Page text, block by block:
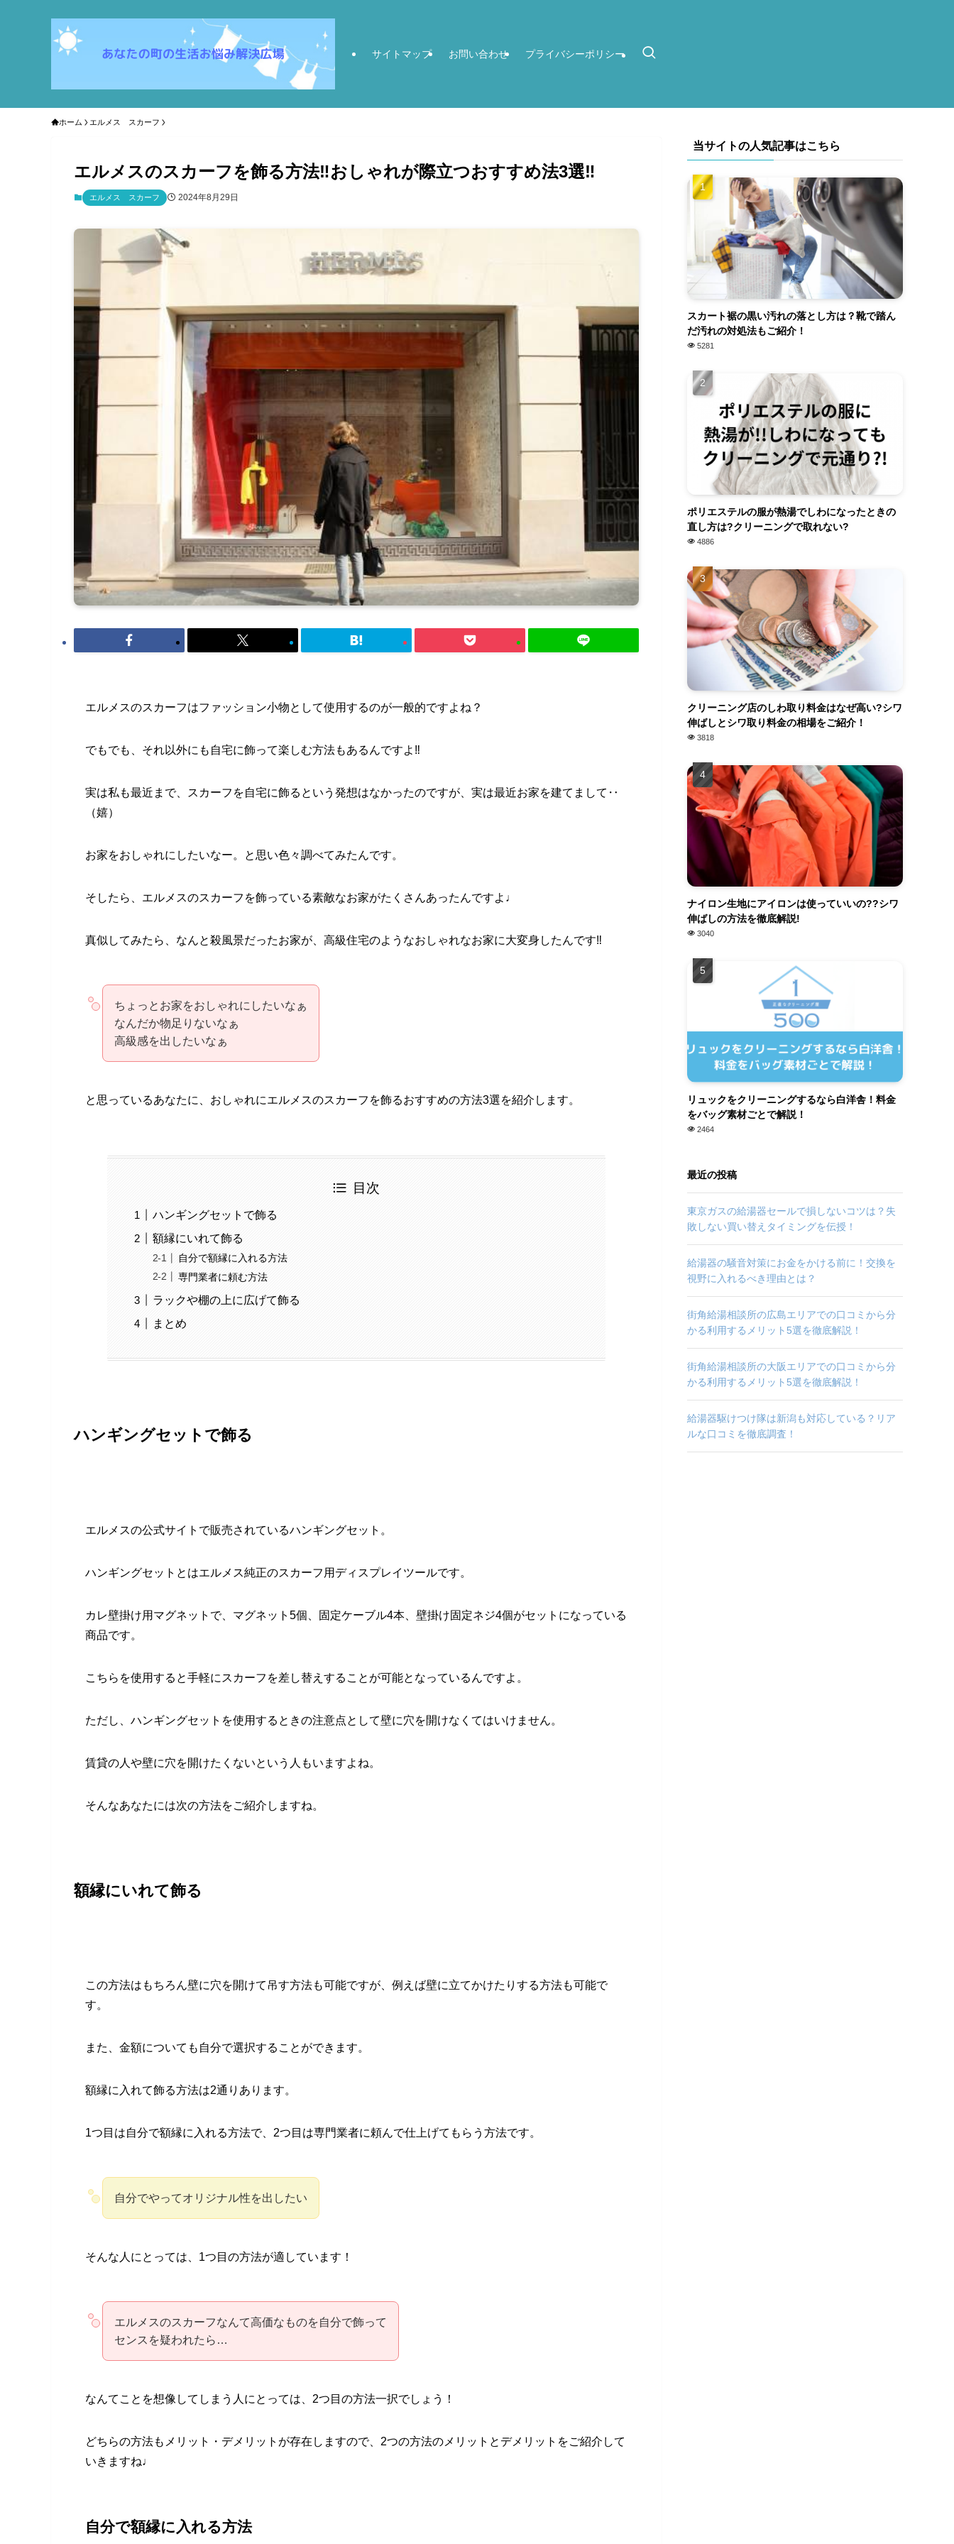
サイトマップ お問い合わせ プライバシーポリシー
ホーム エルメス スカーフ
エルメスのスカーフを飾る方法‼︎おしゃれが際立つおすすめ法3選‼︎
エルメス スカーフ 2024年8月29日
エルメスのスカーフはファッション小物として使用するのが一般的ですよね？
でもでも、それ以外にも自宅に飾って楽しむ方法もあるんですよ‼︎
実は私も最近まで、スカーフを自宅に飾るという発想はなかったのですが、実は最近お家を建てまして‥
（嬉）
お家をおしゃれにしたいなー。と思い色々調べてみたんです。
そしたら、エルメスのスカーフを飾っている素敵なお家がたくさんあったんですよ♩
真似してみたら、なんと殺風景だったお家が、高級住宅のようなおしゃれなお家に大変身したんです‼︎
ちょっとお家をおしゃれにしたいなぁ
なんだか物足りないなぁ
高級感を出したいなぁ
と思っているあなたに、おしゃれにエルメスのスカーフを飾るおすすめの方法3選を紹介します。
目次
ハンギングセットで飾る
額縁にいれて飾る
自分で額縁に入れる方法
専門業者に頼む方法
ラックや棚の上に広げて飾る
まとめ
ハンギングセットで飾る
エルメスの公式サイトで販売されているハンギングセット。
ハンギングセットとはエルメス純正のスカーフ用ディスプレイツールです。
カレ壁掛け用マグネットで、マグネット5個、固定ケーブル4本、壁掛け固定ネジ4個がセットになっている
商品です。
こちらを使用すると手軽にスカーフを差し替えすることが可能となっているんですよ。
ただし、ハンギングセットを使用するときの注意点として壁に穴を開けなくてはいけません。
賃貸の人や壁に穴を開けたくないという人もいますよね。
そんなあなたには次の方法をご紹介しますね。
額縁にいれて飾る
この方法はもちろん壁に穴を開けて吊す方法も可能ですが、例えば壁に立てかけたりする方法も可能で
す。
また、金額についても自分で選択することができます。
額縁に入れて飾る方法は2通りあります。
1つ目は自分で額縁に入れる方法で、2つ目は専門業者に頼んで仕上げてもらう方法です。
自分でやってオリジナル性を出したい
そんな人にとっては、1つ目の方法が適しています！
エルメスのスカーフなんて高価なものを自分で飾って
センスを疑われたら…
なんてことを想像してしまう人にとっては、2つ目の方法一択でしょう！
どちらの方法もメリット・デメリットが存在しますので、2つの方法のメリットとデメリットをご紹介して
いきますね♩
自分で額縁に入れる方法
当サイトの人気記事はこちら
スカート裾の黒い汚れの落とし方は？靴で踏ん
だ汚れの対処法もご紹介！
5281
ポリエステルの服が熱湯でしわになったときの
直し方は?クリーニングで取れない?
4886
クリーニング店のしわ取り料金はなぜ高い?シワ
伸ばしとシワ取り料金の相場をご紹介！
3818
ナイロン生地にアイロンは使っていいの??シワ
伸ばしの方法を徹底解説!
3040
リュックをクリーニングするなら白洋舎！料金
をバッグ素材ごとで解説！
2464
最近の投稿
東京ガスの給湯器セールで損しないコツは？失
敗しない買い替えタイミングを伝授！
給湯器の騒音対策にお金をかける前に！交換を
視野に入れるべき理由とは？
街角給湯相談所の広島エリアでの口コミから分
かる利用するメリット5選を徹底解説！
街角給湯相談所の大阪エリアでの口コミから分
かる利用するメリット5選を徹底解説！
給湯器駆けつけ隊は新潟も対応している？リア
ルな口コミを徹底調査！